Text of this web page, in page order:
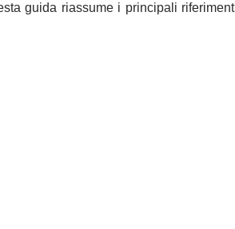
guida riassume i principali